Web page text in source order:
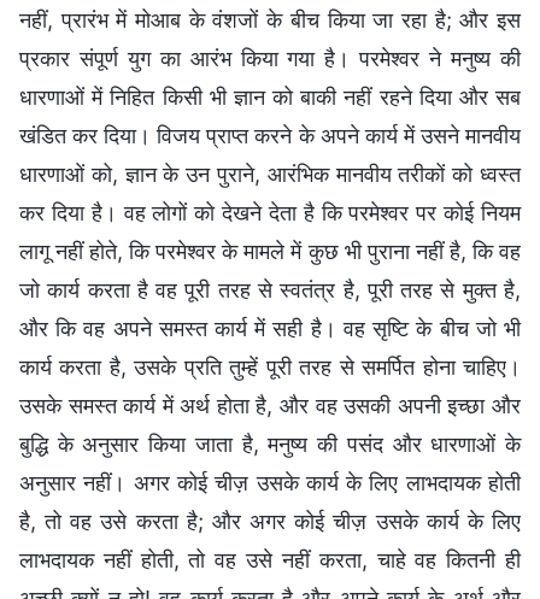
नहीं, प्रारंभ में मोआब के वंशजों के बीच किया जा रहा है; और इस
प्रकार संपूर्ण युग का आरंभ किया गया है। परमेश्वर ने मनुष्य की
धारणाओं में निहित किसी भी ज्ञान को बाकी नहीं रहने दिया और सब
खंडित कर दिया। विजय प्राप्त करने के अपने कार्य में उसने मानवीय
धारणाओं को, ज्ञान के उन पुराने, आरंभिक मानवीय तरीकों को ध्वस्त
कर दिया है। वह लोगों को देखने देता है कि परमेश्वर पर कोई नियम
लागू नहीं होते, कि परमेश्वर के मामले में कुछ भी पुराना नहीं है, कि वह
जो कार्य करता है वह पूरी तरह से स्वतंत्र है, पूरी तरह से मुक्त है,
और कि वह अपने समस्त कार्य में सही है। वह सृष्टि के बीच जो भी
कार्य करता है, उसके प्रति तुम्हें पूरी तरह से समर्पित होना चाहिए।
उसके समस्त कार्य में अर्थ होता है, और वह उसकी अपनी इच्छा और
बुद्धि के अनुसार किया जाता है, मनुष्य की पसंद और धारणाओं के
अनुसार नहीं। अगर कोई चीज़ उसके कार्य के लिए लाभदायक होती
है, तो वह उसे करता है; और अगर कोई चीज़ उसके कार्य के लिए
लाभदायक नहीं होती, तो वह उसे नहीं करता, चाहे वह कितनी ही